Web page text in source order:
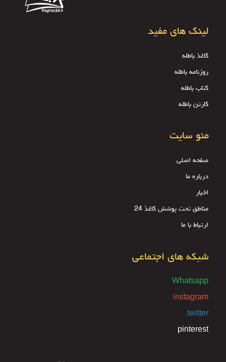
لینک های مفید
کاغذ باطله
روزنامه باطله
کتاب باطله
کارتن باطله
منو سایت
صفحه اصلی
درباره ما
اخبار
مناطق تحت پوشش کاغذ 24
ارتباط با ما
شبکه های اجتماعی
Whatsapp
instagram
twitter
pinterest